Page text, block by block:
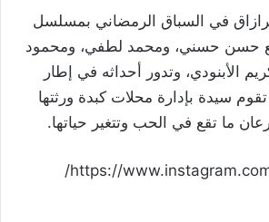
في السباق الرمضاني بمسلسل
حسن حسني، ومحمد لطفي، ومحمود
الأبنودي، وتدور أحداثه في إطار
سيدة بإدارة محلات كبدة ورثتها
ما تقع في الحب وتتغير حياتها.
https://